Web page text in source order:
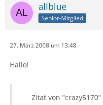
allblue
Senior-Mitglied
27. März 2008 um 13:48
Hallo!
Zitat von "crazy5170"